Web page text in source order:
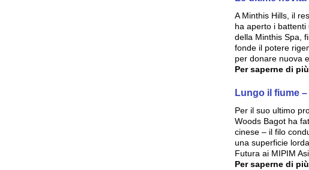
A Minthis Hills, il
ha aperto i
della Minthis Spa,
fonde il potere
per donare nuova
Per saperne di più
Lungo il fiume
Per il suo ultimo
Woods Bagot ha
cinese – il filo
una superficie
Futura ai MIPIM
Per saperne di più